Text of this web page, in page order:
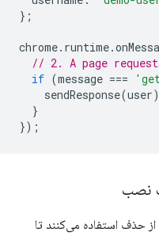
};
chrome. runtime.
// 2. A page
if (message ===
sendResponse(user
}
});
نصب
حذف استفاده می‌کنند تا